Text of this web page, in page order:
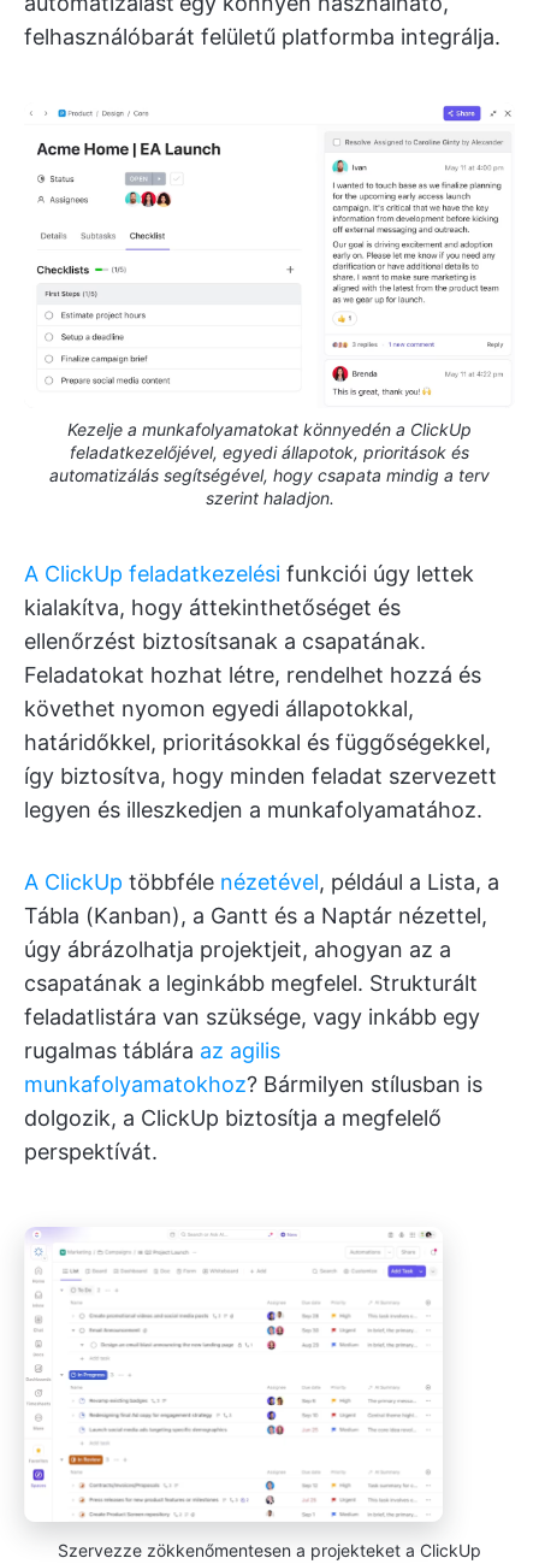
felhasználóbarát felületű platformba integrálja.
Kezelje a munkafolyamatokat könnyedén a ClickUp
feladatkezelőjével, egyedi állapotok, prioritások és
automatizálás segítségével, hogy csapata mindig a terv
szerint haladjon.
A ClickUp feladatkezelési funkciói úgy lettek
kialakítva, hogy áttekinthetőséget és
ellenőrzést biztosítsanak a csapatának.
Feladatokat hozhat létre, rendelhet hozzá és
követhet nyomon egyedi állapotokkal,
határidőkkel, prioritásokkal és függőségekkel,
így biztosítva, hogy minden feladat szervezett
legyen és illeszkedjen a munkafolyamatához.
A ClickUp többféle nézetével, például a Lista, a
Tábla (Kanban), a Gantt és a Naptár nézettel,
úgy ábrázolhatja projektjeit, ahogyan az a
csapatának a leginkább megfelel. Strukturált
feladatlistára van szüksége, vagy inkább egy
rugalmas táblára az agilis
munkafolyamatokhoz? Bármilyen stílusban is
dolgozik, a ClickUp biztosítja a megfelelő
perspektívát.
Szervezze zökkenőmentesen a projekteket a ClickUp